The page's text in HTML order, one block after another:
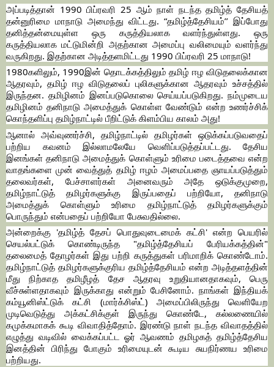
அப்படித்தான் 1990 பிப்ரவரி 25 ஆம் நாள் நடந்த தமிழ்த் தேசியத்
தன்னுரிமை மாநாடு அமைந்து விட்டது. “தமிழ்த்தேசியம்’’ இப்போது
தனித்தன்மையுள்ள ஒரு கருத்தியலாக வளர்ந்துள்ளது. ஒரு
கருத்தியலாக மட்டுமின்றி அதற்கான அமைப்பு வலிமையும் வளர்ந்து
வருகிறது. இதற்கான அடித்தளமிட்டது 1990 பிப்ரவரி 25 மாநாடு!
1980களிலும், 1990இன் தொடக்கத்திலும் தமிழ் ஈழ விடுதலைக்கான
ஆதரவும், தமிழ் ஈழ விடுதலைப் புலிகளுக்கான ஆதரவும் உச்சத்தில்
இருந்தன. தமிழினம் இனப்படுகொலை செய்யப்படுகிறது. நம்முடைய
தமிழினம் தனிநாடு அமைத்துக் கொள்ள வேண்டும் என்ற உணர்ச்சிக்
கொந்தளிப்பு தமிழ்நாட்டில் பீறிட்டுக் கிளம்பிய காலம் அது!
ஆனால் அவ்வுணர்ச்சி, தமிழ்நாட்டில் தமிழர்கள் ஒடுக்கப்படுவதைப்
பற்றிய கவனம் இல்லாமலேயே வெளிப்படுத்தப்பட்டது. தேசிய
இனங்கள் தனிநாடு அமைத்துக் கொள்ளும் உரிமை படைத்தவை என்ற
வாதங்களை முன் வைத்துத் தமிழ் ஈழம் அமைப்பதை ஞாயப்படுத்தும்
தலைவர்கள், பேச்சாளர்கள் அனைவரும் அதே ஒடுக்குமுறை,
தமிழ்நாட்டுத் தமிழர்களுக்கு இருப்பதைப் பற்றியோ, தனிநாடு
அமைத்துக் கொள்ளும் உரிமை தமிழ்நாட்டுத் தமிழர்களுக்கும்
பொருந்தும் என்பதைப் பற்றியோ பேசுவதில்லை.
அன்றைக்கு 'தமிழ்த் தேசப் பொதுவுடைமைக் கட்சி' என்ற பெயரில்
செயல்பட்டுக் கொண்டிருந்த "தமிழ்த்தேசியப் பேரியக்கத்தின்"
தலைமைத் தோழர்கள் இது பற்றி கருத்துகள் பரிமாறிக் கொண்டோம்.
தமிழ்நாட்டுத் தமிழர்களுக்குரிய தமிழ்த்தேசியம் என்ற அடித்தளத்தின்
மீது நிற்காத தமிழீழத் தேச ஆதரவு உறுதியானதாகவும், பெரு
வீச்சுள்ளதாகவும் இருக்காது என்றும் பேசினோம். நாங்கள் இந்தியக்
கம்யூனிஸ்ட்டுக் கட்சி (மார்க்சிஸ்ட்) அமைப்பிலிருந்து வெளியேற
முடிவெடுத்து அக்கட்சிக்குள் இருந்து கொண்டே, கல்லணையில்
கமுக்கமாகக் கூடி விவாதித்தோம். இரண்டு நாள் நடந்த விவாதத்தில்
எழுத்து வடிவில் வைக்கப்பட்ட ஓர் ஆவணம் தமிழகத் தமிழ்த்தேசிய
இனத்தின் பிரிந்து போகும் உரிமையுடன் கூடிய சுயநிர்ணய உரிமை
பற்றியது.